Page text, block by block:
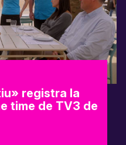
registra la
time de TV3 de